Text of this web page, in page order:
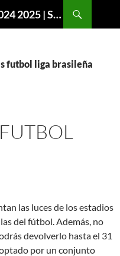
Chandal Atletico de Madrid 2024 2025 | SuperVigo
futbol liga brasileña
las luces de los estadios
del fútbol. Además, no
devolverlo hasta el 31
por un conjunto